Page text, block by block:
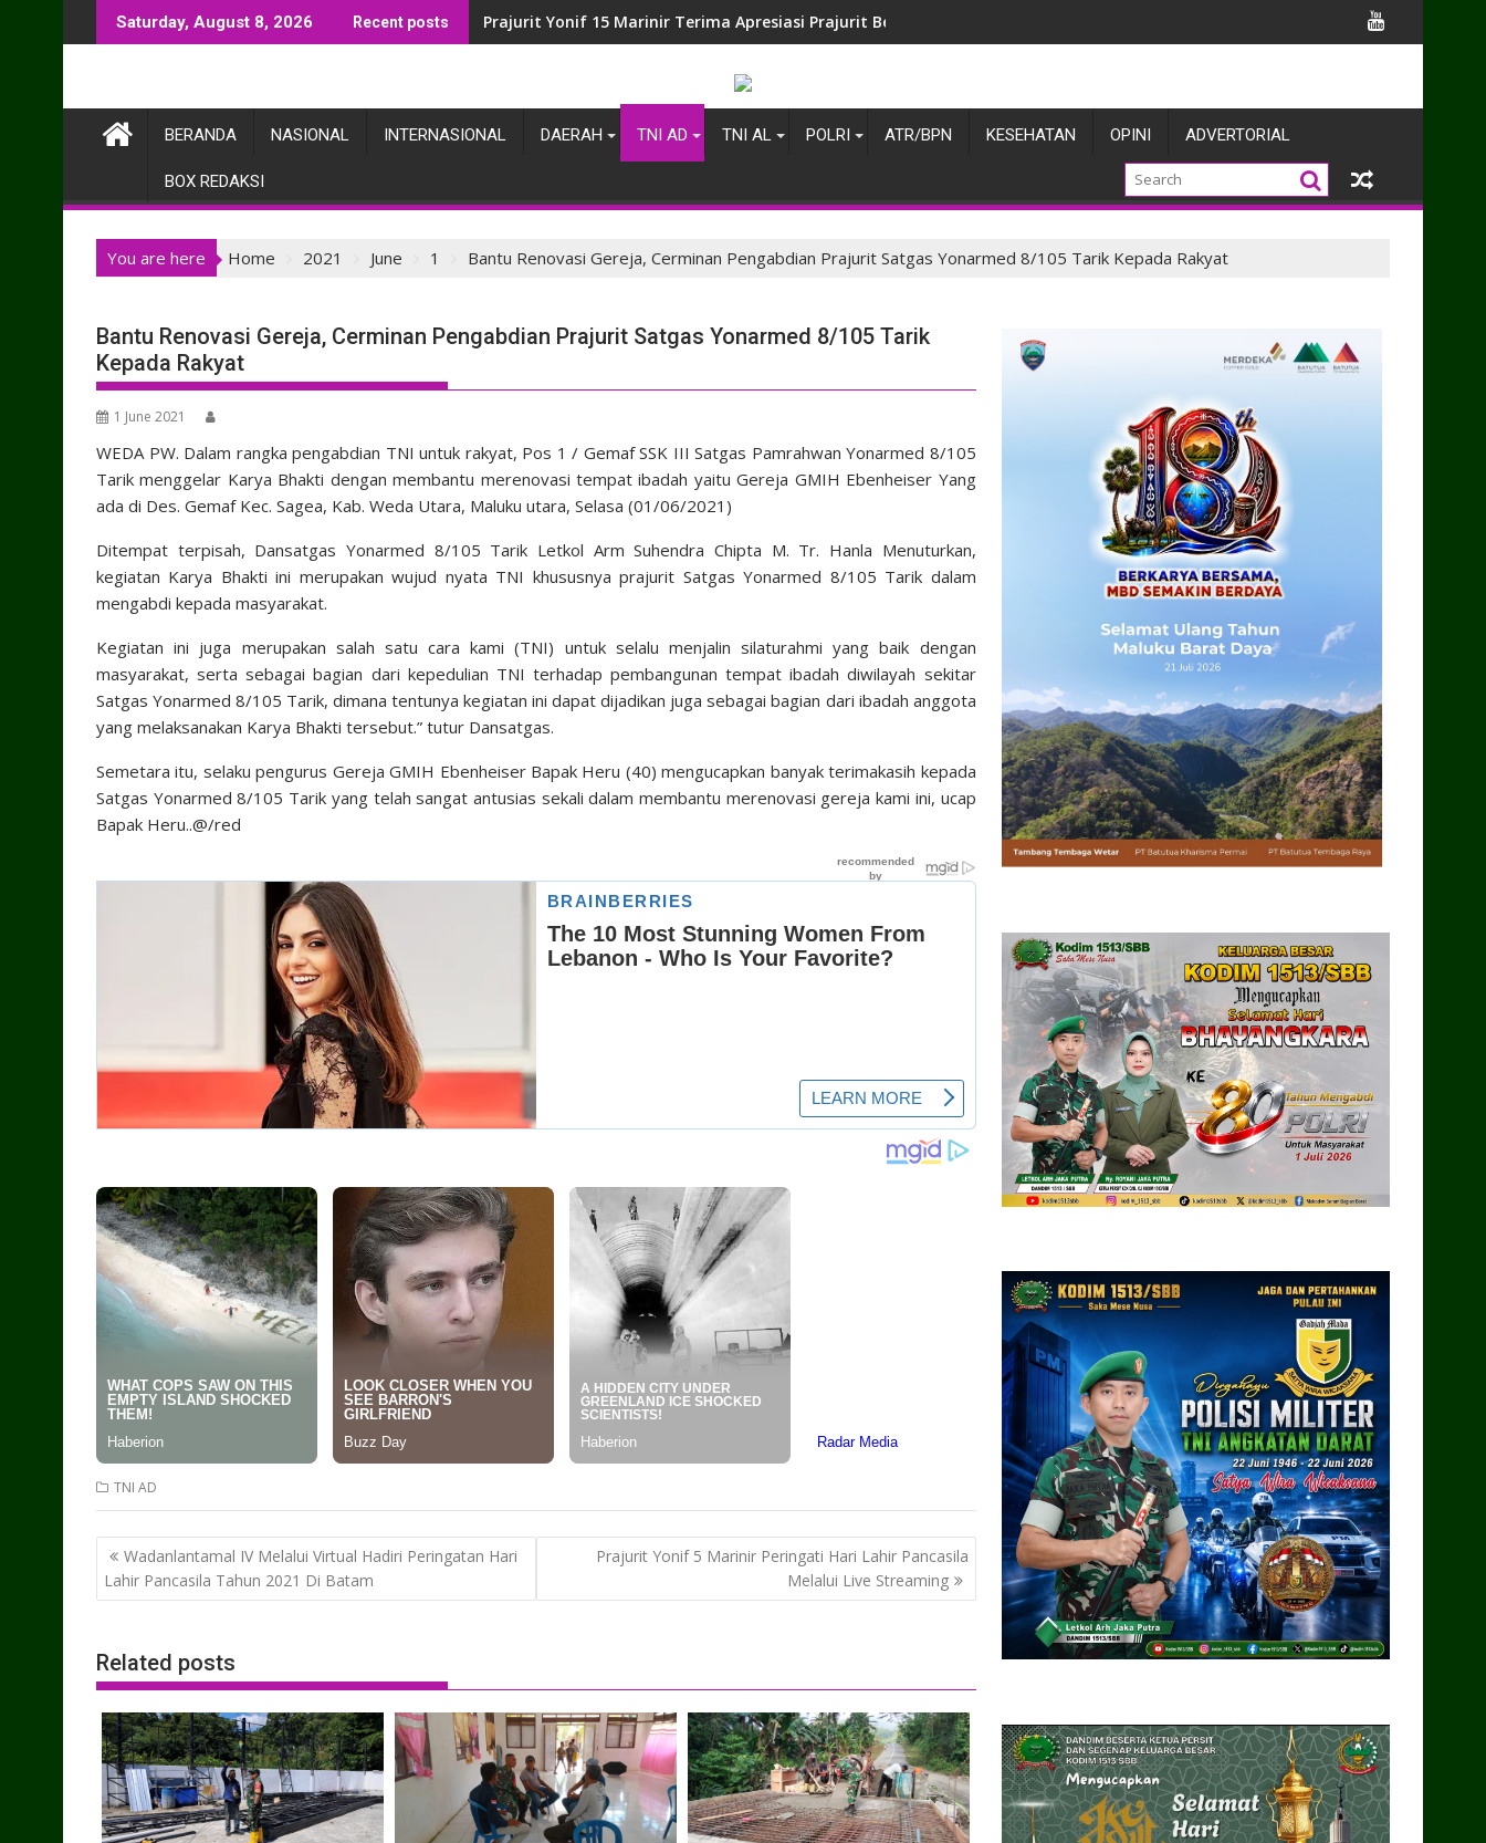
to
Saturday, August 8, 2026 Recent posts Prajurit Yonif 15 Marinir Terima Apresiasi Prajurit Berprestasi pada Reuni Akabri Tahun 1991 di Mabesal
BERANDA NASIONAL INTERNASIONAL DAERAH TNI AD TNI AL POLRI ATR/BPN KESEHATAN OPINI ADVERTORIAL
BOX REDAKSI
You are here Home 2021 June 1 Bantu Renovasi Gereja, Cerminan Pengabdian Prajurit Satgas Yonarmed 8/105 Tarik Kepada Rakyat
Bantu Renovasi Gereja, Cerminan Pengabdian Prajurit Satgas Yonarmed 8/105 Tarik
Kepada Rakyat
1 June 2021
WEDA PW. Dalam rangka pengabdian TNI untuk rakyat, Pos 1 / Gemaf SSK III Satgas Pamrahwan Yonarmed 8/105
Tarik menggelar Karya Bhakti dengan membantu merenovasi tempat ibadah yaitu Gereja GMIH Ebenheiser Yang
ada di Des. Gemaf Kec. Sagea, Kab. Weda Utara, Maluku utara, Selasa (01/06/2021)
Ditempat terpisah, Dansatgas Yonarmed 8/105 Tarik Letkol Arm Suhendra Chipta M. Tr. Hanla Menuturkan,
kegiatan Karya Bhakti ini merupakan wujud nyata TNI khususnya prajurit Satgas Yonarmed 8/105 Tarik dalam
mengabdi kepada masyarakat.
Kegiatan ini juga merupakan salah satu cara kami (TNI) untuk selalu menjalin silaturahmi yang baik dengan
masyarakat, serta sebagai bagian dari kepedulian TNI terhadap pembangunan tempat ibadah diwilayah sekitar
Satgas Yonarmed 8/105 Tarik, dimana tentunya kegiatan ini dapat dijadikan juga sebagai bagian dari ibadah anggota
yang melaksanakan Karya Bhakti tersebut.” tutur Dansatgas.
Semetara itu, selaku pengurus Gereja GMIH Ebenheiser Bapak Heru (40) mengucapkan banyak terimakasih kepada
Satgas Yonarmed 8/105 Tarik yang telah sangat antusias sekali dalam membantu merenovasi gereja kami ini, ucap
Bapak Heru..@/red
TNI AD
Post
navigation
Wadanlantamal IV Melalui Virtual Hadiri Peringatan Hari
Lahir Pancasila Tahun 2021 Di Batam
Prajurit Yonif 5 Marinir Peringati Hari Lahir Pancasila
Melalui Live Streaming
Related posts